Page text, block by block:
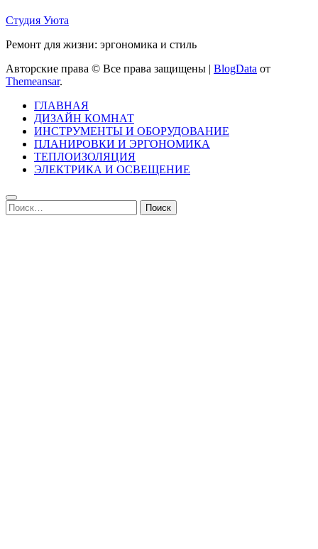
Студия Уюта
Ремонт для жизни: эргономика и стиль
Авторские права © Все права защищены | BlogData от
Themeansar.
ГЛАВНАЯ
ДИЗАЙН КОМНАТ
ИНСТРУМЕНТЫ И ОБОРУДОВАНИЕ
ПЛАНИРОВКИ И ЭРГОНОМИКА
ТЕПЛОИЗОЛЯЦИЯ
ЭЛЕКТРИКА И ОСВЕЩЕНИЕ
Найти: